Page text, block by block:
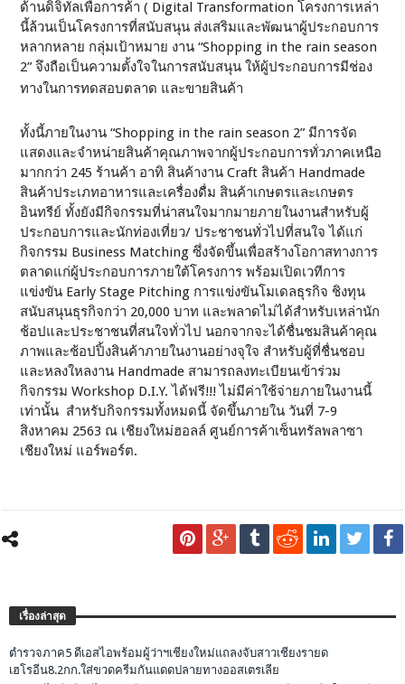
ด้านดิจิทัลเพื่อการค้า ( Digital Transformation โครงการเหล่า
นี้ล้วนเป็นโครงการที่สนับสนุน ส่งเสริมและพัฒนาผู้ประกอบการ
หลากหลาย กลุ่มเป้าหมาย งาน “Shopping in the rain season
2” จึงถือเป็นความตั้งใจในการสนับสนุน ให้ผู้ประกอบการมีช่อง
ทางในการทดสอบตลาด และขายสินค้า
ทั้งนี้ภายในงาน “Shopping in the rain season 2” มีการจัด
แสดงและจำหน่ายสินค้าคุณภาพจากผู้ประกอบการทั่วภาคเหนือ
มากกว่า 245 ร้านค้า อาทิ สินค้างาน Craft สินค้า Handmade
สินค้าประเภทอาหารและเครื่องดื่ม สินค้าเกษตรและเกษตร
อินทรีย์ ทั้งยังมีกิจกรรมที่น่าสนใจมากมายภายในงานสำหรับผู้
ประกอบการและนักท่องเที่ยว/ ประชาชนทั่วไปที่สนใจ ได้แก่
กิจกรรม Business Matching ซึ่งจัดขึ้นเพื่อสร้างโอกาสทางการ
ตลาดแก่ผู้ประกอบการภายใต้โครงการ พร้อมเปิดเวทีการ
แข่งขัน Early Stage Pitching การแข่งขันโมเดลธุรกิจ ชิงทุน
สนับสนุนธุรกิจกว่า 20,000 บาท และพลาดไม่ได้สำหรับเหล่านัก
ช้อปและประชาชนที่สนใจทั่วไป นอกจากจะได้ชื่นชมสินค้าคุณ
ภาพและช้อปปิ้งสินค้าภายในงานอย่างจุใจ สำหรับผู้ที่ชื่นชอบ
และหลงใหลงาน Handmade สามารถลงทะเบียนเข้าร่วม
กิจกรรม Workshop D.I.Y. ได้ฟรี!!! ไม่มีค่าใช้จ่ายภายในงานนี้
เท่านั้น สำหรับกิจกรรมทั้งหมดนี้ จัดขึ้นภายใน วันที่ 7-9
สิงหาคม 2563 ณ เชียงใหม่ฮอลล์ ศูนย์การค้าเซ็นทรัลพลาซา
เชียงใหม่ แอร์พอร์ต.
เรื่องล่าสุด
ตำรวจภาค5 ดีเอสไอพร้อมผู้ว่าฯเชียงใหม่แถลงจับสาวเชียงรายด
เฮโรอีน8.2กก.ใส่ขวดครีมกันแดดปลายทางออสเตรเลีย